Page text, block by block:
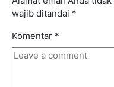
wajib ditandai *
Komentar *